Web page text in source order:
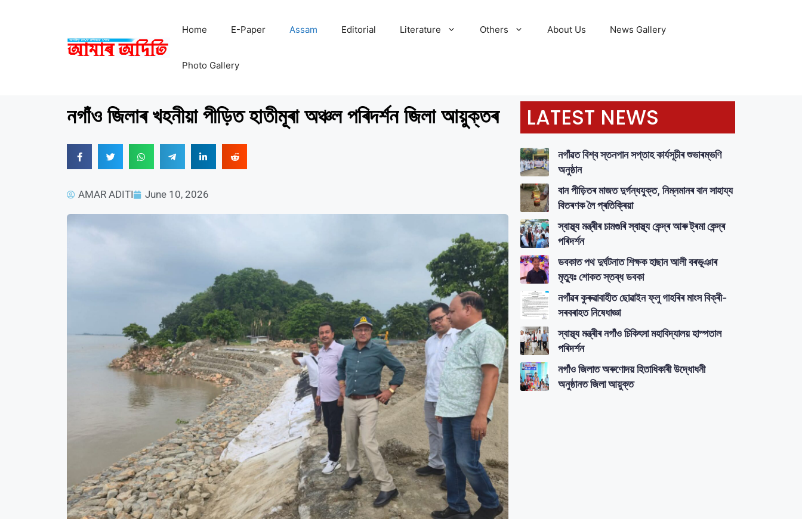
Home E-Paper Assam Editorial Literature Others About Us News Gallery
Photo Gallery
নগাঁও জিলাৰ খহনীয়া পীড়িত হাতীমূৰা অঞ্চল পৰিদৰ্শন জিলা আয়ুক্তৰ
AMAR ADITI June 10, 2026
LATEST NEWS
নগাঁৱত বিশ্ব স্তনপান সপ্তাহ কাৰ্যসূচীৰ শুভাৰম্ভণি
অনুষ্ঠান
বান পীড়িতৰ মাজত দুৰ্গন্ধযুক্ত, নিম্নমানৰ বান সাহায্য
বিতৰণক লৈ প্ৰতিক্ৰিয়া
স্বাস্থ্য মন্ত্ৰীৰ চামগুৰি স্বাস্থ্য কেন্দ্ৰ আৰু ট্ৰমা কেন্দ্ৰ
পৰিদৰ্শন
ডবকাত পথ দুৰ্ঘটনাত শিক্ষক হাছান আলী বৰভূঞাৰ
মৃত্যুঃ শোকত স্তব্ধ ডবকা
নগাঁৱৰ কুৰুৱাবাহীত ছোৱাইন ফ্লু গাহৰিৰ মাংস বিক্ৰী-
সৰবৰাহত নিষেধাজ্ঞা
স্বাস্থ্য মন্ত্ৰীৰ নগাঁও চিকিৎসা মহাবিদ্যালয় হাস্পতাল
পৰিদৰ্শন
নগাঁও জিলাত অৰুণোদয় হিতাধিকাৰী উদ্ধোধনী
অনুষ্ঠানত জিলা আয়ুক্ত